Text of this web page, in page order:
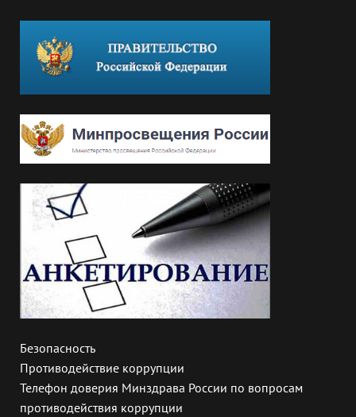
Безопасность
Противодействие коррупции
Телефон доверия Минздрава России по вопросам
противодействия коррупции